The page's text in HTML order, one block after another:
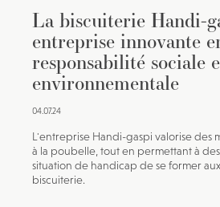
La biscuiterie Handi-
entreprise innovante
responsabilité sociale
environnementale
04.07.24
L'entreprise Handi-gaspi valorise des
à la poubelle, tout en permettant à
situation de handicap de se former
biscuiterie.